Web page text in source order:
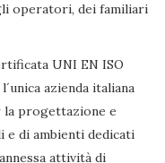
operatori, dei familiari
UNI EN ISO
azienda italiana
la progettazione e
di ambienti dedicati
attività di